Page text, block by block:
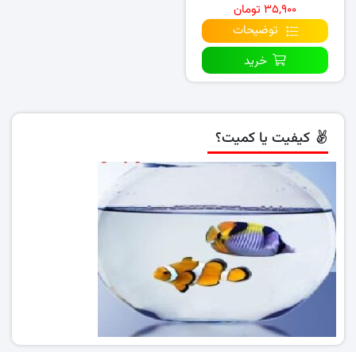
۳۵,۹۰۰ تومان
توضیحات
خرید
کیفیت یا کمیت؟